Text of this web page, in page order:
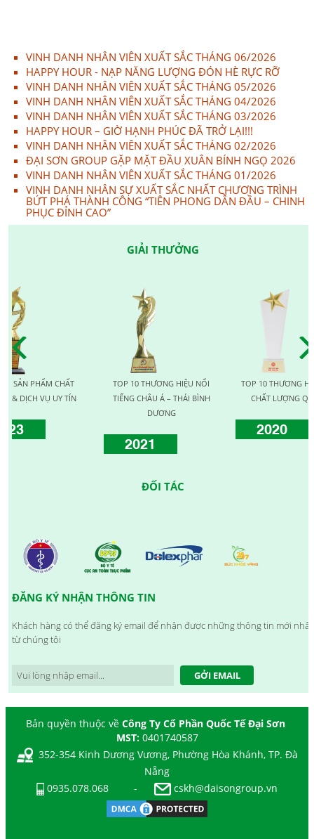
VINH DANH NHÂN VIÊN XUẤT SẮC THÁNG 06/2026
HAPPY HOUR - NẠP NĂNG LƯỢNG ĐÓN HÈ RỰC RỠ
VINH DANH NHÂN VIÊN XUẤT SẮC THÁNG 05/2026
VINH DANH NHÂN VIÊN XUẤT SẮC THÁNG 04/2026
VINH DANH NHÂN VIÊN XUẤT SẮC THÁNG 03/2026
HAPPY HOUR – GIỜ HẠNH PHÚC ĐÃ TRỞ LẠI!!!
VINH DANH NHÂN VIÊN XUẤT SẮC THÁNG 02/2026
ĐẠI SƠN GROUP GẶP MẶT ĐẦU XUÂN BÍNH NGỌ 2026
VINH DANH NHÂN VIÊN XUẤT SẮC THÁNG 01/2026
VINH DANH NHÂN SỰ XUẤT SẮC NHẤT CHƯƠNG TRÌNH
BỨT PHÁ THÀNH CÔNG “TIÊN PHONG DẪN ĐẦU – CHINH
PHỤC ĐỈNH CAO”
GIẢI THƯỞNG
CHẤT
VỤ UY TÍN
TOP 10 THƯƠNG HIỆU NỔI
TIẾNG CHÂU Á – THÁI BÌNH
TOP 10 THƯƠNG HIỆU VÀNG
CHẤT LƯỢNG QUỐC TẾ
ĐỐI TÁC
ĐĂNG KÝ NHẬN THÔNG TIN
Khách hàng có thể đăng ký email để nhận được những thông tin mới nhất
từ chúng tôi
GỞI EMAIL
Bản quyền thuộc về Công Ty Cổ Phần Quốc Tế Đại Sơn
MST: 0401740587
352-354 Kinh Dương Vương, Phường Hòa Khánh, TP. Đà
Nẵng
0935.078.068
- cskh@daisongroup.vn